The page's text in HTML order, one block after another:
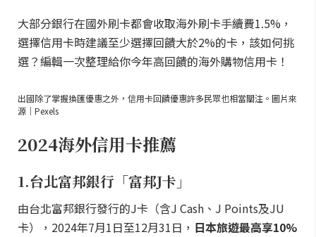
大部分銀行在國外刷卡都會收取海外刷卡手續費1.5%，
選擇信用卡時建議至少選擇回饋大於2%的卡，該如何挑
選？編輯一次整理給你今年高回饋的海外購物信用卡！
出國除了掌握換匯優惠之外，信用卡回饋優惠許多民眾也相當關注。圖片來
源｜Pexels
2024海外信用卡推薦
1.台北富邦銀行「富邦J卡」
由台北富邦銀行發行的J卡（含J Cash、J Points及JU
卡），2024年7月1日至12月31日， 日本旅遊最高享10%